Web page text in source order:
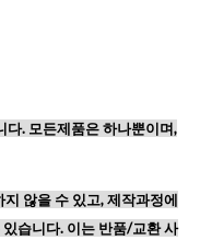
다. 모든제품은 하나뿐이며,
지 않을 수 있고,제작과정에
있습니다. 이는 반품/교환 사